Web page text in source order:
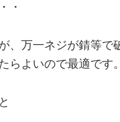
・
、万一ネジが錆等
らよいので最適です